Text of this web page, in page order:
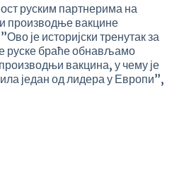
руским партнерима на
производње вакцине
је историјски тренутак за
руске браће обнављамо
вакцина, у чему је
један од лидера у Европи”,